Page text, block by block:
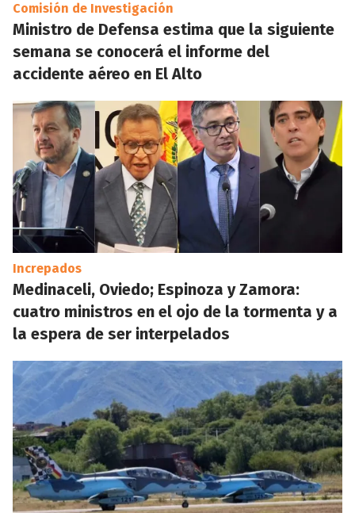
Comisión de Investigación
Ministro de Defensa estima que la siguiente
semana se conocerá el informe del
accidente aéreo en El Alto
Increpados
Medinaceli, Oviedo; Espinoza y Zamora:
cuatro ministros en el ojo de la tormenta y a
la espera de ser interpelados